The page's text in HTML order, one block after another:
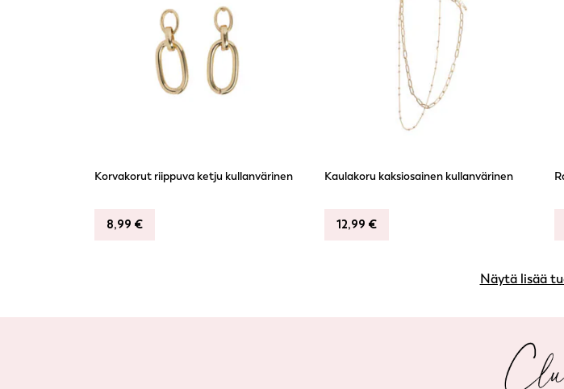
Korvakorut riippuva ketju kullanvärinen
8,99 €
Kaulakoru kaksiosainen kullanvärinen
12,99 €
Näytä lisää